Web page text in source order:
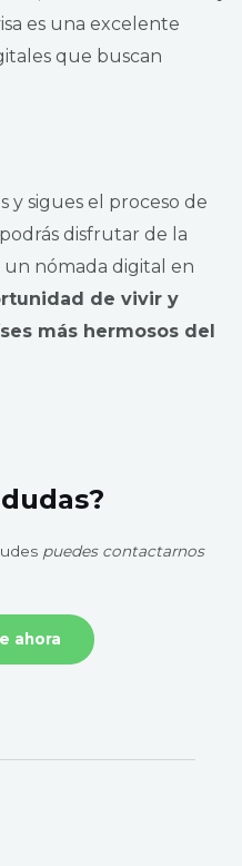
es una excelente
que buscan
y sigues el proceso de
disfrutar de la
nómada digital en
de vivir y
más hermosos del
puedes contactarnos
ahora